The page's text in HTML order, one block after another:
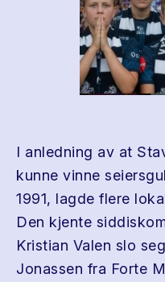
I anledning av at
kunne vinne
1991, lagde flere
Den kjente
Kristian Valen slo
Jonassen fra Forte